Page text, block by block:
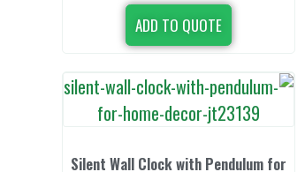
ADD TO QUOTE
Silent Wall Clock with Pendulum for